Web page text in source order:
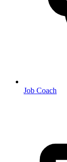
Job Coach